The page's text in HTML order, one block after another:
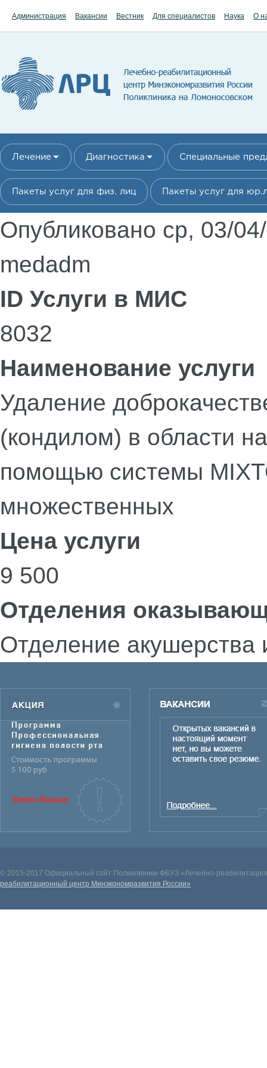
Администрация Вакансии Вестник Для специалистов Наука О
Лечение Диагностика Специальные
Пакеты услуг для физ. лиц Пакеты услуг для
Опубликовано ср, 03/
medadm
ID Услуги в МИС
8032
Наименование услуги
Удаление
(кондилом) в области
помощью системы
множественных
Цена услуги
9 500
Отделения
Отделение акушерства
© 2015-2017 Официальный сайт Поликлиники ФБУЗ «Лечебно-
реабилитационный центр Минэкономразвития России»